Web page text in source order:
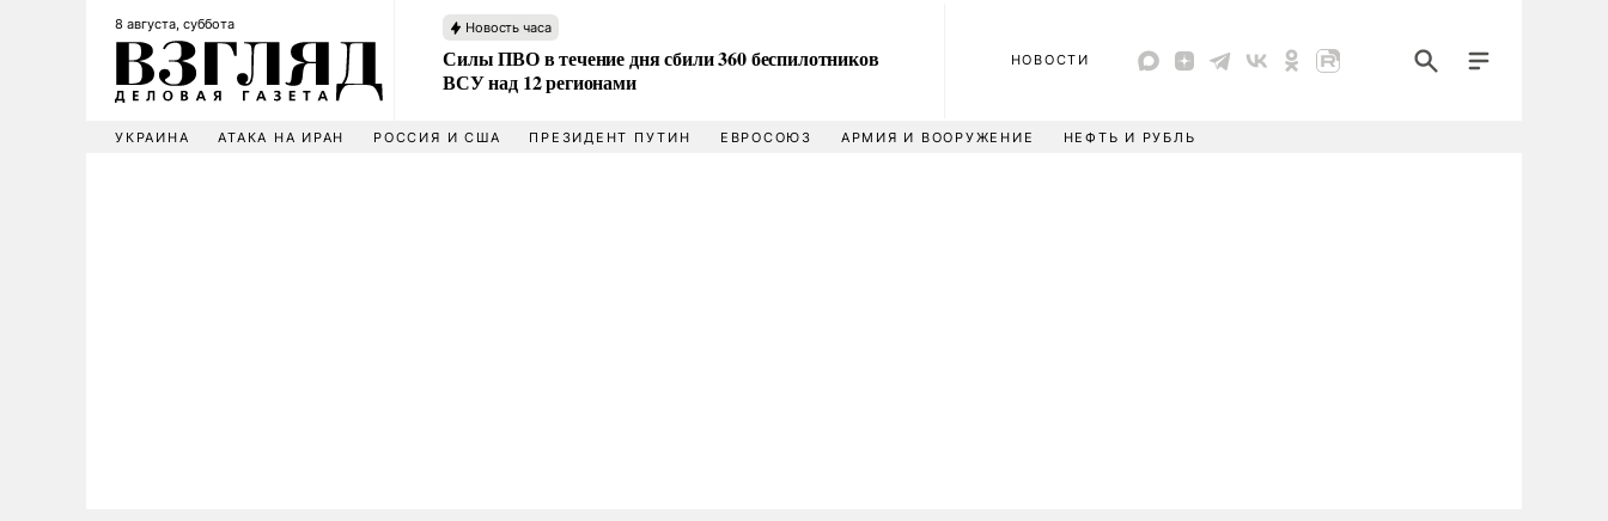
8 августа, суббота Новость часа
Силы ПВО в течение дня сбили 360 беспилотников
ВСУ над 12 регионами
НОВОСТИ
УКРАИНА АТАКА НА ИРАН РОССИЯ И США ПРЕЗИДЕНТ ПУТИН ЕВРОСОЮЗ АРМИЯ И ВООРУЖЕНИЕ НЕФТЬ И РУБЛЬ